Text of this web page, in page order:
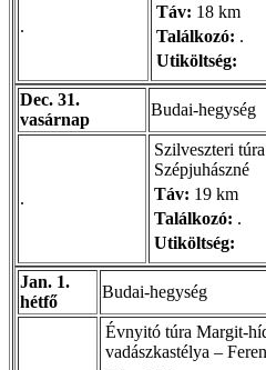
.
Táv: 18 km
Találkozó: .
Utiköltség:
Dec. 31.
vasárnap
Budai-hegység
.
Szilveszteri
Szépjuhászné
Táv: 19 km
Találkozó: .
Utiköltség:
Jan. 1.
hétfő
Budai-hegység
Évnyitó túra Margit-
vadászkastélya –